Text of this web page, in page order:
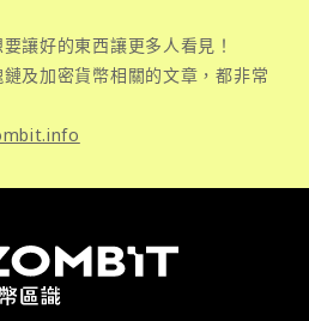
讓好的東西讓更多人看見！
及加密貨幣相關的文章，都非常